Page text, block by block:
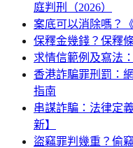
庭判刑（2026）
案底可以消除嗎？
保釋金幾錢？保釋
求情信範例及寫法
香港詐騙罪刑罰：
指南
串謀詐騙：法律定
新】
盜竊罪判幾重？偷